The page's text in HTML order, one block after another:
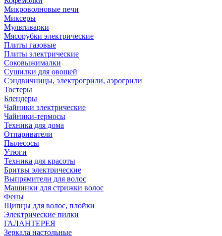
Микроволновые печи
Миксеры
Мультиварки
Мясорубки электрические
Плиты газовые
Плиты электрические
Соковыжималки
Сушилки для овощей
Сэндвичницы, электрогрили, аэрогрили
Тостеры
Блендеры
Чайники электрические
Чайники-термосы
Техника для дома
Отпариватели
Пылесосы
Утюги
Техника для красоты
Бритвы электрические
Выпрямители для волос
Машинки для стрижки волос
Фены
Щипцы для волос, плойки
Электрические пилки
ГАЛАНТЕРЕЯ
Зеркала настольные